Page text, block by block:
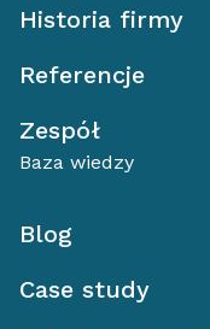
Historia firmy
Referencje
Zespół
Baza wiedzy
Blog
Case study